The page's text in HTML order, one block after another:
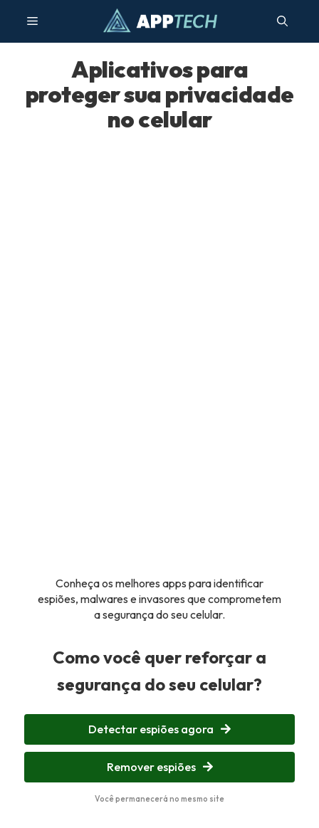
o
Menu
Aplicativos para
proteger sua privacidade
no celular
Conheça os melhores apps para identificar
espiões, malwares e invasores que comprometem
a segurança do seu celular.
Como você quer reforçar a
segurança do seu celular?
Detectar espiões agora
Remover espiões
Você permanecerá no mesmo site